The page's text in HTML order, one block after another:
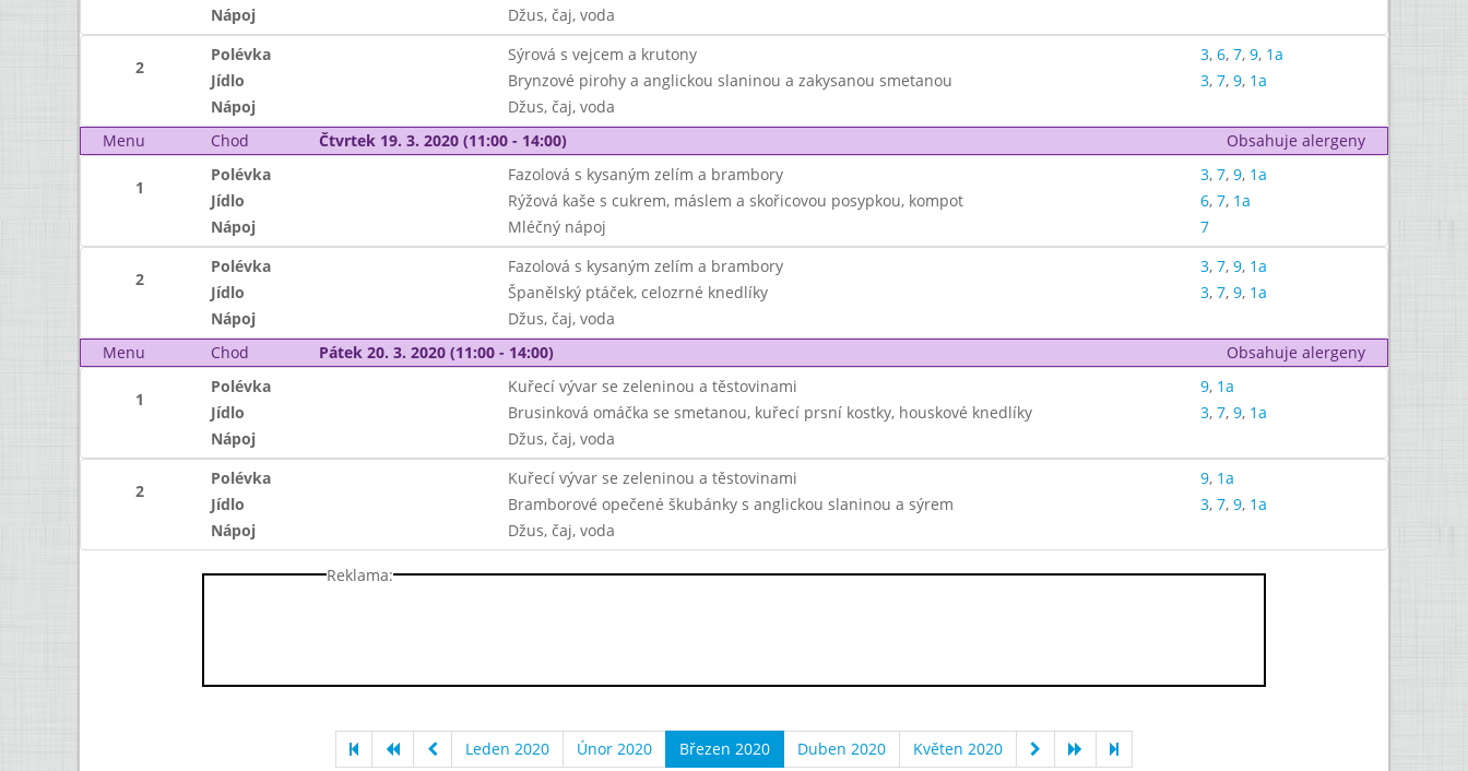
Nápoj
Džus, čaj, voda
2
Polévka Sýrová s vejcem a krutony 3, 6, 7, 9, 1a
Jídlo
Brynzové pirohy a anglickou slaninou a zakysanou smetanou 3, 7, 9, 1a
Nápoj
Džus, čaj, voda
Menu
Chod Čtvrtek 19. 3. 2020 (11:00 - 14:00) Obsahuje alergeny
1
Polévka Fazolová s kysaným zelím a brambory 3, 7, 9, 1a
Jídlo
Rýžová kaše s cukrem, máslem a skořicovou posypkou, kompot 6, 7, 1a
Nápoj
Mléčný nápoj 7
2
Polévka Fazolová s kysaným zelím a brambory 3, 7, 9, 1a
Jídlo
Španělský ptáček, celozrné knedlíky 3, 7, 9, 1a
Nápoj
Džus, čaj, voda
Menu
Chod Pátek 20. 3. 2020 (11:00 - 14:00) Obsahuje alergeny
1
Polévka Kuřecí vývar se zeleninou a těstovinami 9, 1a
Jídlo
Brusinková omáčka se smetanou, kuřecí prsní kostky, houskové knedlíky 3, 7, 9, 1a
Nápoj
Džus, čaj, voda
2
Polévka Kuřecí vývar se zeleninou a těstovinami 9, 1a
Jídlo
Bramborové opečené škubánky s anglickou slaninou a sýrem 3, 7, 9, 1a
Nápoj
Džus, čaj, voda
Reklama:
Leden 2020 Únor 2020 Březen 2020 Duben 2020 Květen 2020